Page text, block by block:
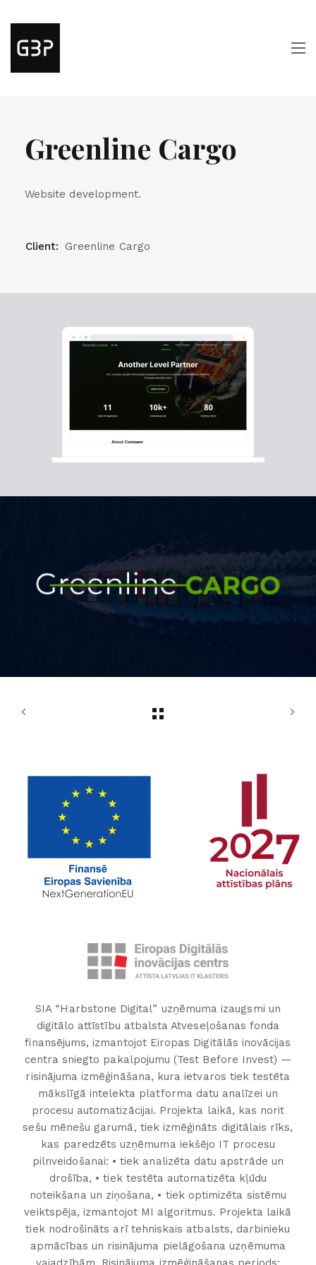
Greenline Cargo
Website development.
Client: Greenline Cargo
SIA “Harbstone Digital” uzņēmuma izaugsmi un
digitālo attīstību atbalsta Atveseļošanas fonda
finansējums, izmantojot Eiropas Digitālās inovācijas
centra sniegto pakalpojumu (Test Before Invest) —
risinājuma izmēģināšana, kura ietvaros tiek testēta
mākslīgā intelekta platforma datu analīzei un
procesu automatizācijai. Projekta laikā, kas norit
sešu mēnešu garumā, tiek izmēģināts digitālais rīks,
kas paredzēts uzņēmuma iekšējo IT procesu
pilnveidošanai: • tiek analizēta datu apstrāde un
drošība, • tiek testēta automatizēta kļūdu
noteikšana un ziņošana, • tiek optimizēta sistēmu
veiktspēja, izmantojot MI algoritmus. Projekta laikā
tiek nodrošināts arī tehniskais atbalsts, darbinieku
apmācības un risinājuma pielāgošana uzņēmuma